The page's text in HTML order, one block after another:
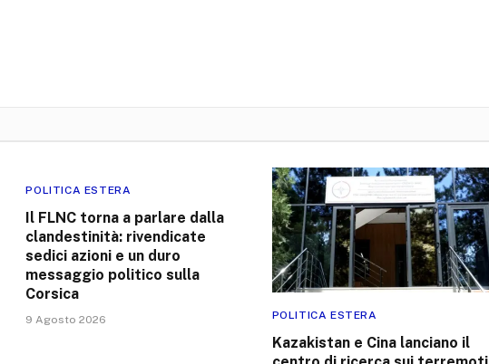
POLITICA ESTERA
Il FLNC torna a parlare dalla
clandestinità: rivendicate
sedici azioni e un duro
messaggio politico sulla
Corsica
9 Agosto 2026 POLITICA ESTERA
Kazakistan e Cina lanciano il